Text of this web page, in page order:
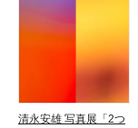
清永安雄 写真展「2つ